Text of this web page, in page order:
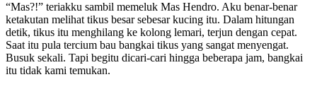
“Mas?!” teriakku sambil memeluk Mas Hendro. Aku benar-benar
ketakutan melihat tikus besar sebesar kucing itu. Dalam hitungan
detik, tikus itu menghilang ke kolong lemari, terjun dengan cepat.
Saat itu pula tercium bau bangkai tikus yang sangat menyengat.
Busuk sekali. Tapi begitu dicari-cari hingga beberapa jam, bangkai
itu tidak kami temukan.